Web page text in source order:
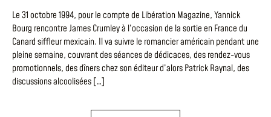
Le 31 octobre 1994, pour le compte de Libération Magazine, Yannick
Bourg rencontre James Crumley à l’occasion de la sortie en France du
Canard siffleur mexicain. Il va suivre le romancier américain pendant une
pleine semaine, couvrant des séances de dédicaces, des rendez-vous
promotionnels, des dîners chez son éditeur d’alors Patrick Raynal, des
discussions alcoolisées […]